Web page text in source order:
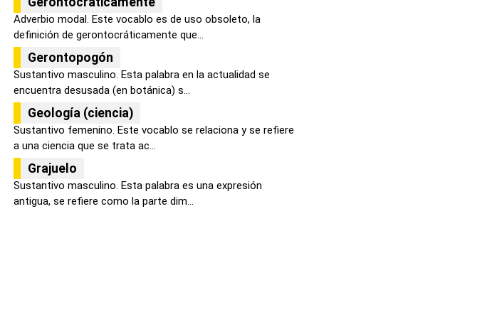
Adverbio modal. Este vocablo es de uso obsoleto, la
definición de gerontocráticamente que...
Gerontopogón
Sustantivo masculino. Esta palabra en la actualidad se
encuentra desusada (en botánica) s...
Geología (ciencia)
Sustantivo femenino. Este vocablo se relaciona y se refiere
a una ciencia que se trata ac...
Grajuelo
Sustantivo masculino. Esta palabra es una expresión
antigua, se refiere como la parte dim...